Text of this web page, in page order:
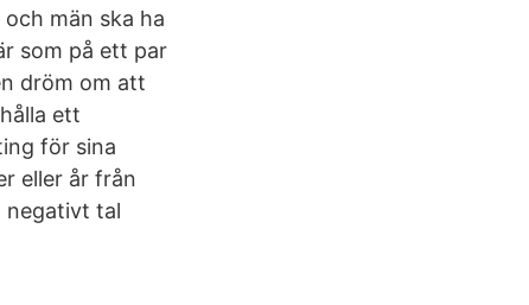
män ska ha
som på ett par
dröm om att
ett
för sina
eller år från
negativt tal